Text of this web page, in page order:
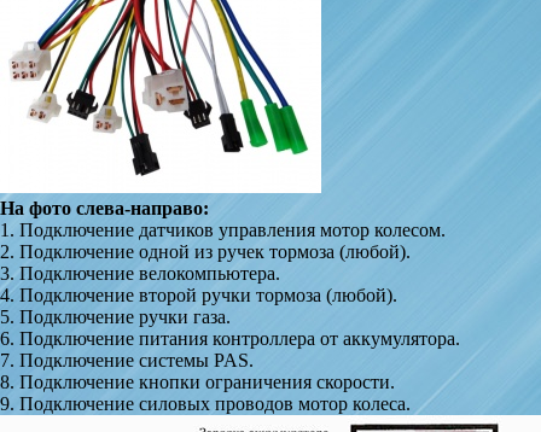
На фото слева-направо:
1. Подключение датчиков управления мотор колесом.
2. Подключение одной из ручек тормоза (любой).
3. Подключение велокомпьютера.
4. Подключение второй ручки тормоза (любой).
5. Подключение ручки газа.
6. Подключение питания контроллера от аккумулятора.
7. Подключение системы PAS.
8. Подключение кнопки ограничения скорости.
9. Подключение силовых проводов мотор колеса.